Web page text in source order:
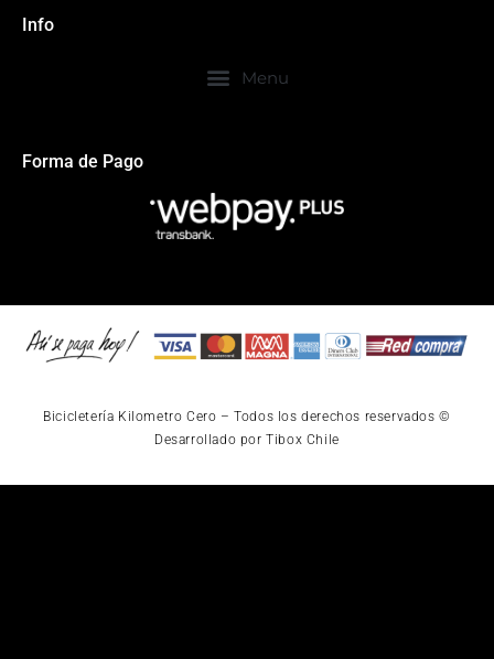
Info
Forma de Pago
Bicicletería Kilometro Cero – Todos los derechos reservados ©
Desarrollado por Tibox Chile